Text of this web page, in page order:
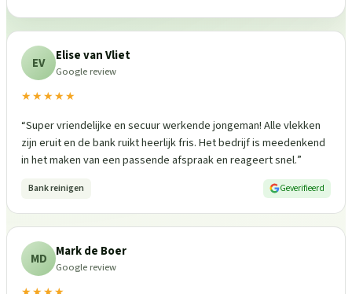
EV Elise van Vliet
Google review
★★★★★
“Super vriendelijke en secuur werkende jongeman! Alle vlekken
zijn eruit en de bank ruikt heerlijk fris. Het bedrijf is meedenkend
in het maken van een passende afspraak en reageert snel.”
Bank reinigen Geverifieerd
MD Mark de Boer
Google review